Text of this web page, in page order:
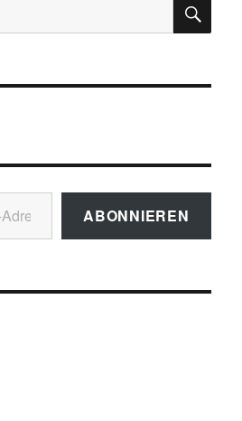
ABONNIEREN